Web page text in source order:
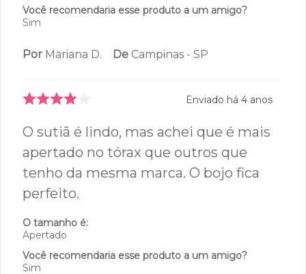
Você recomendaria esse produto a um amigo?
Sim
Por Mariana D. De Campinas - SP
Enviado há 4 anos
O sutiã é lindo, mas achei que é mais
apertado no tórax que outros que
tenho da mesma marca. O bojo fica
perfeito.
O tamanho é:
Apertado
Você recomendaria esse produto a um amigo?
Sim